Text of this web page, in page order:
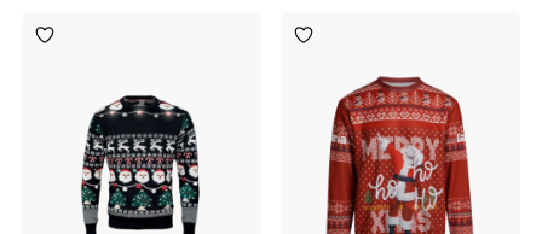
Toevoegen
aan
Toevoegen
aan